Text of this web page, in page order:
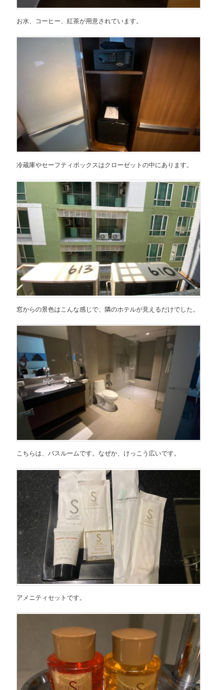
お水、コーヒー、紅茶が用意されています。
冷蔵庫やセーフティボックスはクローゼットの中にあります。
窓からの景色はこんな感じで、隣のホテルが見えるだけでした。
こちらは、バスルームです。なぜか、けっこう広いです。
アメニティセットです。